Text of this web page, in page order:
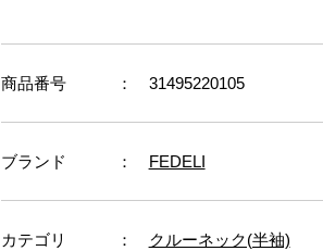
商品番号 ： 31495220105
ブランド ： FEDELI
カテゴリ ： クルーネック(半袖)